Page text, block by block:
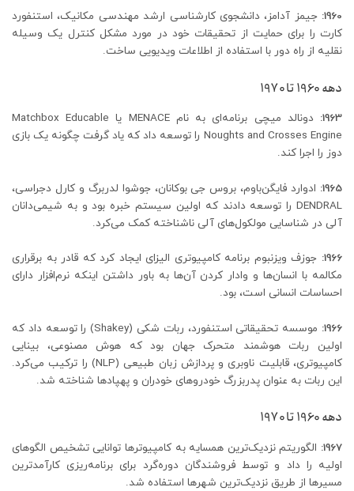
1960: جیمز آدامز، دانشجوی کارشناسی ارشد مهندسی مکانیک، استنفورد
کارت را برای حمایت از تحقیقات خود در مورد مشکل کنترل یک وسیله
نقلیه از راه دور با استفاده از اطلاعات ویدیویی ساخت.
دهه 1960 تا 1970
1963:
دونالد میچی برنامه‌ای به نام MENACE یا Matchbox Educable
Noughts and Crosses Engine را توسعه داد که یاد گرفت چگونه یک بازی
دوز را اجرا کند.
1965: ادوارد فایگن‌باوم، بروس جی بوکانان، جوشوا لدربرگ و کارل دجراسی،
DENDRAL را توسعه دادند که اولین سیستم خبره بود و به شیمی‌دانان
آلی در شناسایی مولکول‌های آلی ناشناخته کمک می‌کرد.
1966: جوزف ویزنبوم برنامه کامپیوتری الیزای ایجاد کرد که قادر به برقراری
مکالمه با انسان‌ها و وادار کردن آن‌ها به باور داشتن اینکه نرم‌افزار دارای
احساسات انسانی است، بود.
1966:
موسسه تحقیقاتی استنفورد، ربات شکی (Shakey) را توسعه داد که
اولین ربات هوشمند متحرک جهان بود که هوش مصنوعی، بینایی
کامپیوتری، قابلیت ناوبری و پردازش زبان طبیعی (NLP) را ترکیب می‌کرد.
این ربات به عنوان پدربزرگ خودروهای خودران و پهپادها شناخته شد.
دهه 1960 تا 1970
1967: الگوریتم نزدیک‌ترین همسایه به کامپیوترها توانایی تشخیص الگوهای
اولیه را داد و توسط فروشندگان دوره‌گرد برای برنامه‌ریزی کارآمدترین
مسیرها از طریق نزدیک‌ترین شهرها استفاده شد.